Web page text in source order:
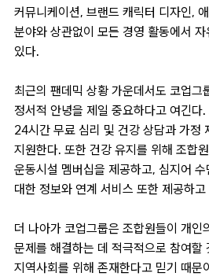
커뮤니케이션, 브랜드 캐릭터 디자인,
분야와 상관없이 모든 경영 활동에서
있다.
최근의 팬데믹 상황 가운데서도 코업그
정서적 안녕을 제일 중요하다고 여긴다.
24시간 무료 심리 및 건강 상담과 가정
지원한다. 또한 건강 유지를 위해 조합
운동시설 멤버십을 제공하고, 심지어 수
대한 정보와 연계 서비스 또한 제공하고
더 나아가 코업그룹은 조합원들이 개인
문제를 해결하는 데 적극적으로 참여할
지역사회를 위해 존재한다고 믿기 때문